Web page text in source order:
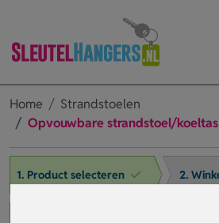
Home
Strandstoelen
Opvouwbare strandstoel/koeltas
1. Product selecteren